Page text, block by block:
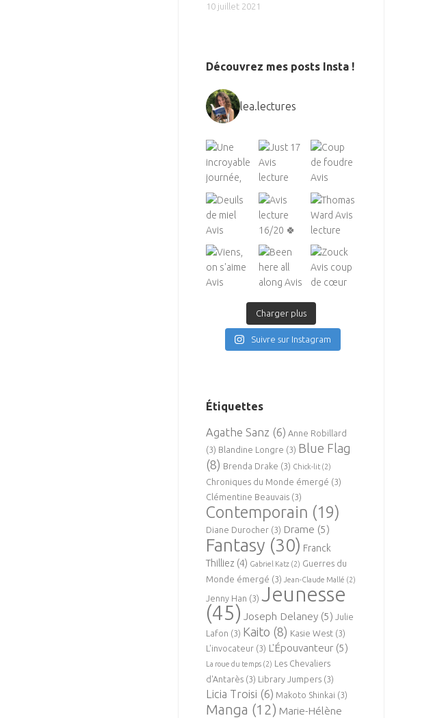
10 juillet 2021
Découvrez mes posts Insta !
lea.lectures
Charger plus
Suivre sur Instagram
Étiquettes
Agathe Sanz (6) Anne Robillard
(3) Blandine Longre (3) Blue Flag
(8) Brenda Drake (3) Chick-lit (2)
Chroniques du Monde émergé (3)
Clémentine Beauvais (3)
Contemporain (19)
Diane Durocher (3) Drame (5)
Fantasy (30) Franck
Thilliez (4) Gabriel Katz (2) Guerres du
Monde émergé (3) Jean-Claude Mallé (2)
Jenny Han (3) Jeunesse
(45) Joseph Delaney (5) Julie
Lafon (3) Kaito (8) Kasie West (3)
L'invocateur (3) L'Épouvanteur (5)
La roue du temps (2) Les Chevaliers
d'Antarès (3) Library Jumpers (3)
Licia Troisi (6) Makoto Shinkai (3)
Manga (12) Marie-Hélène